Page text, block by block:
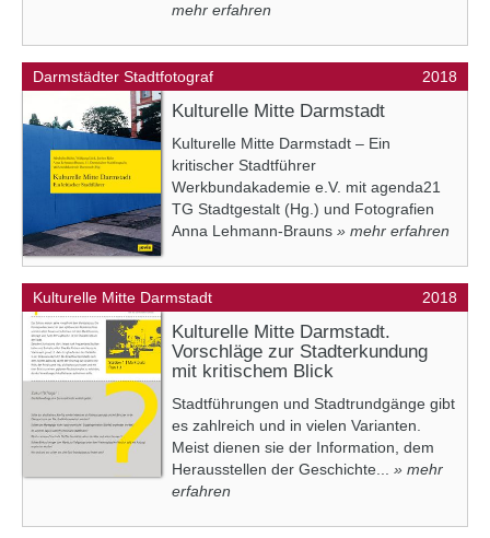
mehr erfahren
Darmstädter Stadtfotograf 2018
Kulturelle Mitte Darmstadt
Kulturelle Mitte Darmstadt – Ein
kritischer Stadtführer
Werkbundakademie e.V. mit agenda21
TG Stadtgestalt (Hg.) und Fotografien
Anna Lehmann-Brauns » mehr erfahren
Kulturelle Mitte Darmstadt 2018
Kulturelle Mitte Darmstadt.
Vorschläge zur Stadterkundung
mit kritischem Blick
Stadtführungen und Stadtrundgänge gibt
es zahlreich und in vielen Varianten.
Meist dienen sie der Information, dem
Herausstellen der Geschichte... » mehr
erfahren